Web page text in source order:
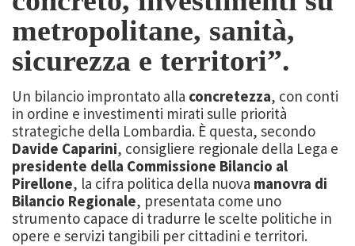
metropolitane, sanità,
sicurezza e territori”.
Un bilancio improntato alla concretezza, con conti
in ordine e investimenti mirati sulle priorità
strategiche della Lombardia. È questa, secondo
Davide Caparini, consigliere regionale della Lega e
presidente della Commissione Bilancio al
Pirellone, la cifra politica della nuova manovra di
Bilancio Regionale, presentata come uno
strumento capace di tradurre le scelte politiche in
opere e servizi tangibili per cittadini e territori.